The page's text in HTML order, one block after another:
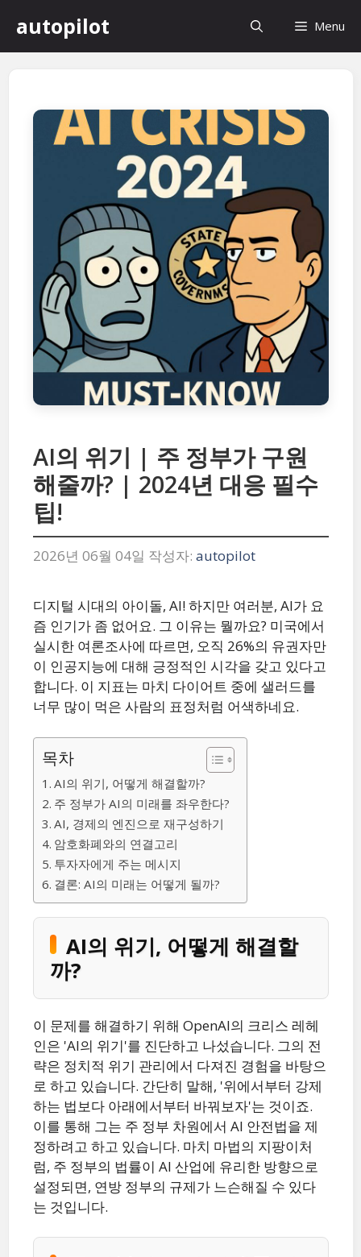
츠
autopilot Menu
AI의 위기 | 주 정부가 구원
해줄까? | 2024년 대응 필수
팁!
2026년 06월 04일 작성자: autopilot
디지털 시대의 아이돌, AI! 하지만 여러분, AI가 요
즘 인기가 좀 없어요. 그 이유는 뭘까요? 미국에서
실시한 여론조사에 따르면, 오직 26%의 유권자만
이 인공지능에 대해 긍정적인 시각을 갖고 있다고
합니다. 이 지표는 마치 다이어트 중에 샐러드를
너무 많이 먹은 사람의 표정처럼 어색하네요.
목차
AI의 위기, 어떻게 해결할까?
주 정부가 AI의 미래를 좌우한다?
AI, 경제의 엔진으로 재구성하기
암호화폐와의 연결고리
투자자에게 주는 메시지
결론: AI의 미래는 어떻게 될까?
AI의 위기, 어떻게 해결할
까?
이 문제를 해결하기 위해 OpenAI의 크리스 레헤
인은 'AI의 위기'를 진단하고 나섰습니다. 그의 전
략은 정치적 위기 관리에서 다져진 경험을 바탕으
로 하고 있습니다. 간단히 말해, '위에서부터 강제
하는 법보다 아래에서부터 바꿔보자'는 것이죠.
이를 통해 그는 주 정부 차원에서 AI 안전법을 제
정하려고 하고 있습니다. 마치 마법의 지팡이처
럼, 주 정부의 법률이 AI 산업에 유리한 방향으로
설정되면, 연방 정부의 규제가 느슨해질 수 있다
는 것입니다.